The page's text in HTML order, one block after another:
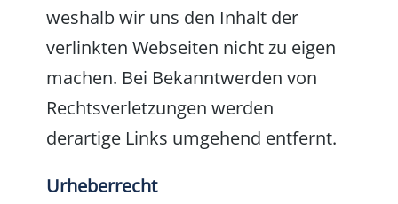
weshalb wir uns den Inhalt der
verlinkten Webseiten nicht zu eigen
machen. Bei Bekanntwerden von
Rechtsverletzungen werden
derartige Links umgehend entfernt.
Urheberrecht